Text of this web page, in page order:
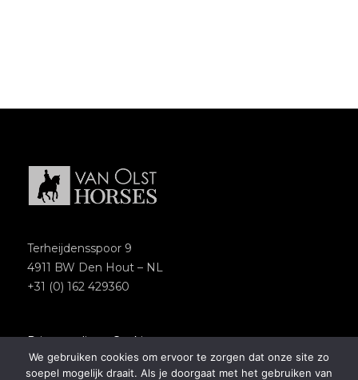
Terheijdensspoor 9
4911 BW Den Hout – NL
+31 (0) 162 429360
Privacypolicy–Cookies
Copyright 2018 – Van Olst Horses
We gebruiken cookies om ervoor te zorgen dat onze site zo
soepel mogelijk draait. Als je doorgaat met het gebruiken van